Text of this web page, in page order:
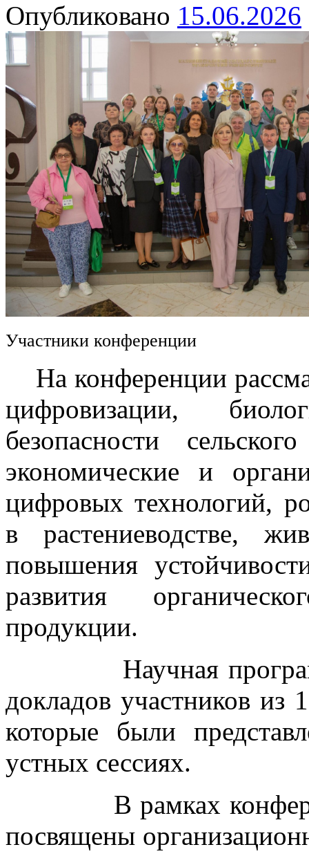
Опубликовано 15.06.2026
Участники конференции
На конференции
цифровизации,
безопасности
экономические и
цифровых технологий,
в растениеводстве,
повышения
развития
продукции.
Научная программа
докладов участников из
которые были
устных сессиях.
В рамках
посвящены